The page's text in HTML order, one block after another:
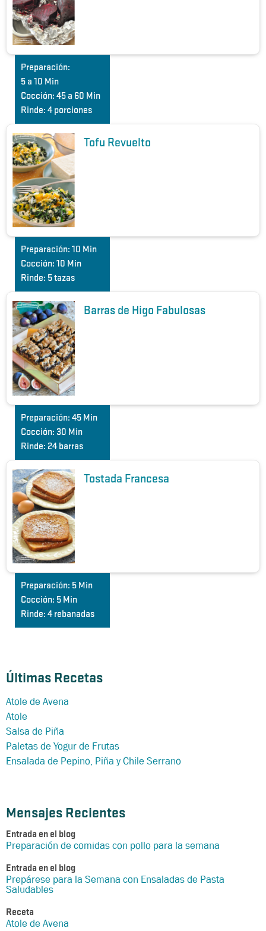
Últimas Recetas
Atole de Avena
Atole
Salsa de Piña
Paletas de Yogur de Frutas
Ensalada de Pepino, Piña y Chile Serrano
Mensajes Recientes
Entrada en el blog
Preparación de comidas con pollo para la semana
Entrada en el blog
Prepárese para la Semana con Ensaladas de Pasta
Saludables
Receta
Atole de Avena
Preparación:
5 a 10 Min
Cocción: 45 a 60 Min
Rinde: 4 porciones
Tofu Revuelto
Preparación: 10 Min
Cocción: 10 Min
Rinde: 5 tazas
Barras de Higo Fabulosas
Preparación: 45 Min
Cocción: 30 Min
Rinde: 24 barras
Tostada Francesa
Preparación: 5 Min
Cocción: 5 Min
Rinde: 4 rebanadas